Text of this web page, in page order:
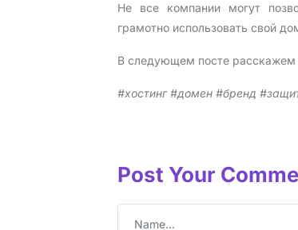
Не все компании могут
грамотно использовать свой
В следующем посте расскажем
#хостинг #домен #бренд
Post Your